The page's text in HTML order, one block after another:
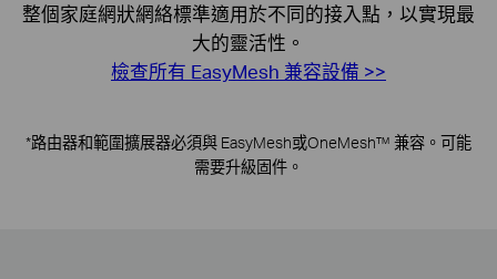
整個家庭網狀網絡標準適用於不同的接入點，以實現最
大的靈活性。
檢查所有 EasyMesh 兼容設備 >>
*路由器和範圍擴展器必須與 EasyMesh或OneMesh™ 兼容。 可能
需要升級固件。